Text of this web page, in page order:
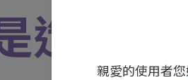
親愛的使用者您
造謠王